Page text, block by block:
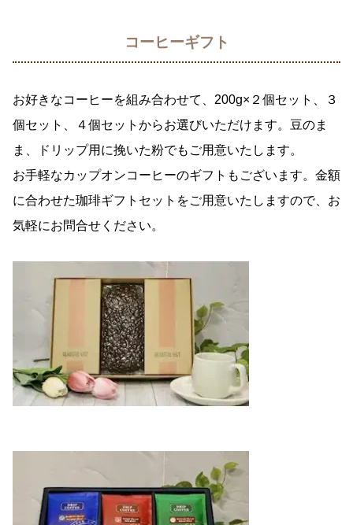
コーヒーギフト
お好きなコーヒーを組み合わせて、200g×２個セット、３
個セット、４個セットからお選びいただけます。豆のま
ま、ドリップ用に挽いた粉でもご用意いたします。
お手軽なカップオンコーヒーのギフトもございます。金額
に合わせた珈琲ギフトセットをご用意いたしますので、お
気軽にお問合せください。